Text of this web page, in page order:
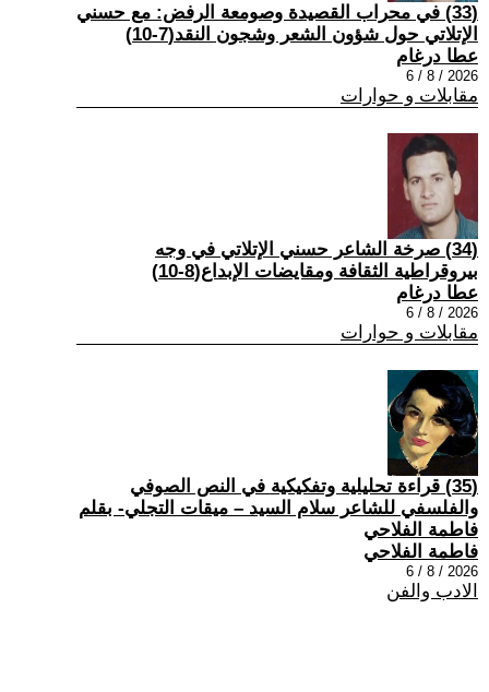
(33) في محراب القصيدة وصومعة الرفض: مع حسني
الإتلاتي حول شؤون الشعر وشجون النقد(7-10)
عطا درغام
2026 / 8 / 6
مقابلات و حوارات
(34) صرخة الشاعر حسني الإتلاتي في وجه
بيروقراطية الثقافة ومقايضات الإبداع(8-10)
عطا درغام
2026 / 8 / 6
مقابلات و حوارات
(35) قراءة تحليلية وتفكيكية في النص الصوفي
والفلسفي للشاعر سلام السيد – ميقات التجلي- بقلم
فاطمة الفلاحي
فاطمة الفلاحي
2026 / 8 / 6
الادب والفن